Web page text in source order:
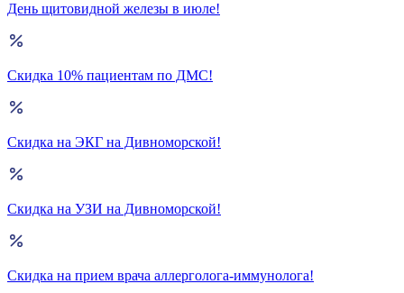
День щитовидной железы в июле!
Скидка 10% пациентам по ДМС!
Скидка на ЭКГ на Дивноморской!
Скидка на УЗИ на Дивноморской!
Скидка на прием врача аллерголога-иммунолога!